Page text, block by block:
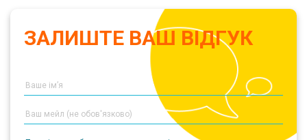
ЗАЛИШТЕ ВАШ ВІДГУК